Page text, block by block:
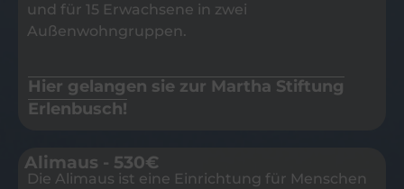
und für 15 Erwachsene in zwei
Außenwohngruppen.
Hier gelangen sie zur Martha Stiftung
Erlenbusch!
Alimaus - 530€
Die Alimaus ist eine Einrichtung für Menschen